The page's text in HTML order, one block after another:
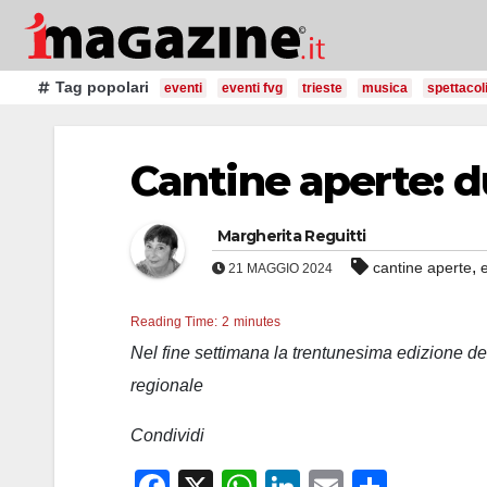
Salta
contenutoTag popolari eventi eventi fvg trieste musica spettacoli
Cantine aperte:
Margherita Reguitti
21 MAGGIO 2024 cantine aperte,
Reading Time: 2 minutes
Nel fine settimana la trentunesima edizione
regionale
Condividi